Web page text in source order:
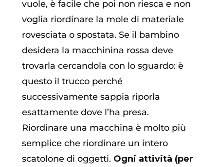
vuole, è facile che poi non riesca e non
voglia riordinare la mole di materiale
rovesciata o spostata. Se il bambino
desidera la macchinina rossa deve
trovarla cercandola con lo sguardo: è
questo il trucco perché
successivamente sappia riporla
esattamente dove l’ha presa.
Riordinare una macchina è molto più
semplice che riordinare un intero
scatolone di oggetti. Ogni attività (per